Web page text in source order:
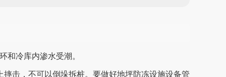
和冷库内渗水受潮。
击，不可以倒垛拆桩。要做好地坪防冻设施设备管